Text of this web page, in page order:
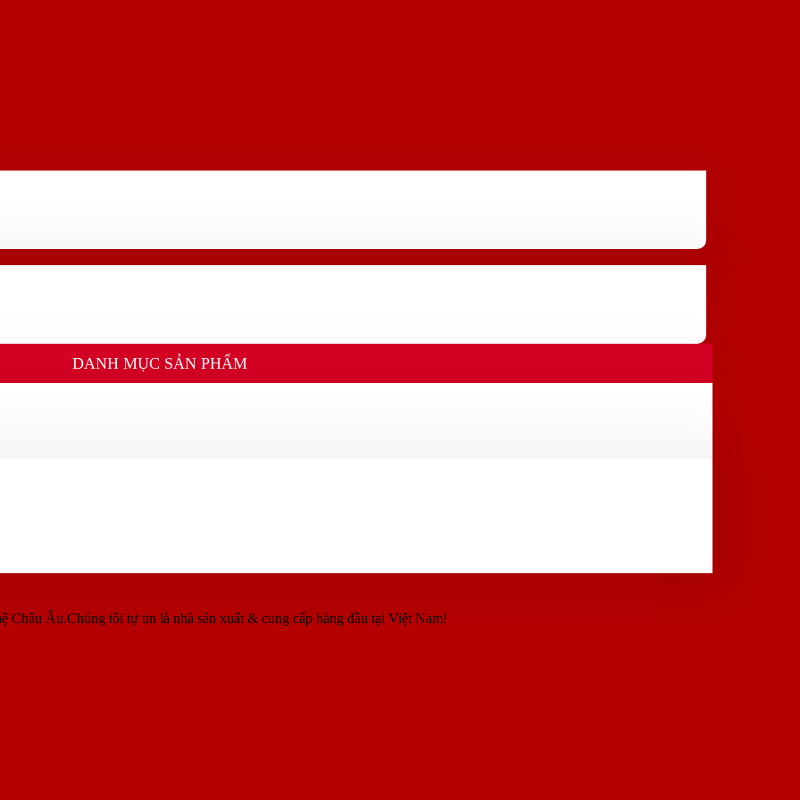
DANH MỤC SẢN PHẨM
Châu Âu.Chúng tôi tự tin là nhà sản xuất & cung cấp hàng đầu tại Việt Nam!